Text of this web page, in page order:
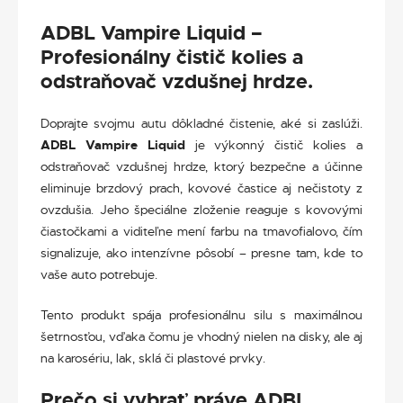
ADBL Vampire Liquid –
Profesionálny čistič kolies a
odstraňovač vzdušnej hrdze.
Doprajte svojmu autu dôkladné čistenie, aké si zaslúži.
ADBL Vampire Liquidje výkonný čistič kolies a
odstraňovač vzdušnej hrdze, ktorý bezpečne a účinne
eliminuje brzdový prach, kovové častice aj nečistoty z
ovzdušia. Jeho špeciálne zloženie reaguje s kovovými
čiastočkami a viditeľne mení farbu na tmavofialovo, čím
signalizuje, ako intenzívne pôsobí – presne tam, kde to
vaše auto potrebuje.
Tento produkt spája profesionálnu silu s maximálnou
šetrnosťou, vďaka čomu je vhodný nielen na disky, ale aj
na karosériu, lak, sklá či plastové prvky.